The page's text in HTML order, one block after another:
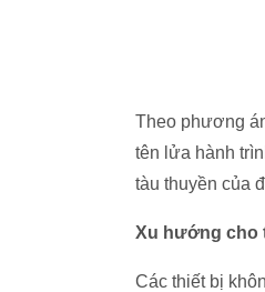
Theo phương
tên lửa hành
tàu thuyền của
Xu hướng cho
Các thiết bị